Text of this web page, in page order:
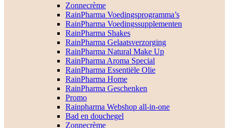
Zonnecrème
RainPharma Voedingsprogramma’s
RainPharma Voedingssupplementen
RainPharma Shakes
RainPharma Gelaatsverzorging
RainPharma Natural Make Up
RainPharma Aroma Special
RainPharma Essentiële Olie
RainPharma Home
RainPharma Geschenken
Promo
Rainpharma Webshop all-in-one
Bad en douchegel
Zonnecrème